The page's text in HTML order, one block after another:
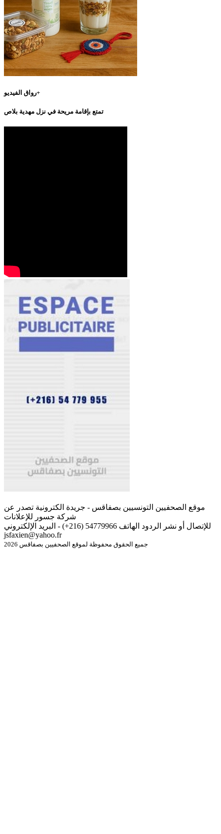
رواق الفيديو+
تمتع بإقامة مريحة في نزل مهدية بلاص
موقع الصحفيين التونسيين بصفاقس - جريدة الكترونية تصدر عن
شركة جسور للإعلانات
للإتصال أو نشر الردود الهاتف 54779966 (216+) - البريد الإلكتروني
jsfaxien@yahoo.fr
جميع الحقوق محفوظة لموقع الصحفيين بصفاقس 2026